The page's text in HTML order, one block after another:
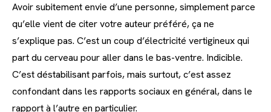
Avoir subitement envie d’une personne, simplement parce
qu’elle vient de citer votre auteur préféré, ça ne
s’explique pas. C’est un coup d’électricité vertigineux qui
part du cerveau pour aller dans le bas-ventre. Indicible.
C’est déstabilisant parfois, mais surtout, c’est assez
confondant dans les rapports sociaux en général, dans le
rapport à l’autre en particulier.